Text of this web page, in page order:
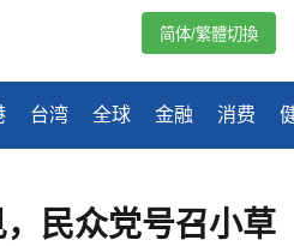
台湾 全球 金融 消费
简体/繁體切換
民众党号召小草